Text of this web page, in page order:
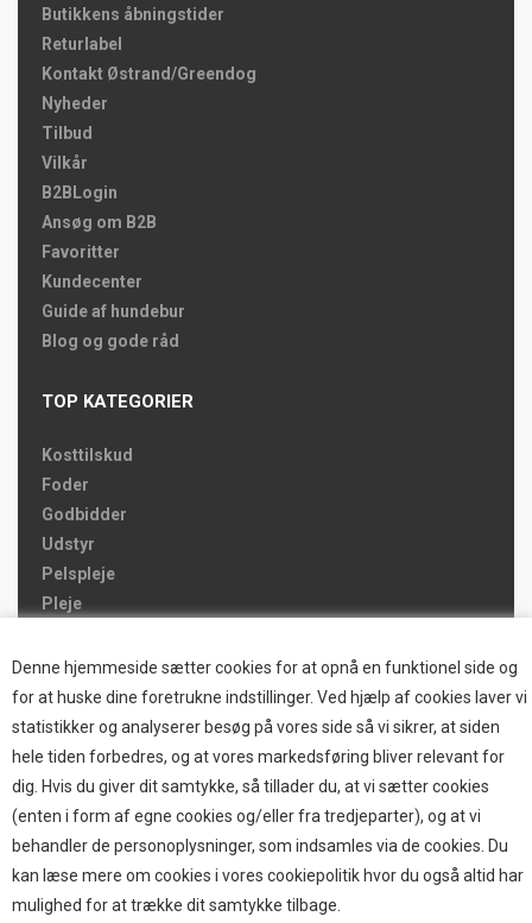
Denne hjemmeside sætter cookies for at opnå en funktionel side og
for at huske dine foretrukne indstillinger. Ved hjælp af cookies laver vi
statistikker og analyserer besøg på vores side så vi sikrer, at siden
hele tiden forbedres, og at vores markedsføring bliver relevant for
dig. Hvis du giver dit samtykke, så tillader du, at vi sætter cookies
(enten i form af egne cookies og/eller fra tredjeparter), og at vi
behandler de personoplysninger, som indsamles via de cookies. Du
kan læse mere om cookies i vores cookiepolitik hvor du også altid har
mulighed for at trække dit samtykke tilbage.
Butikkens åbningstider
Returlabel
Kontakt Østrand/Greendog
Nyheder
Tilbud
Vilkår
B2BLogin
Ansøg om B2B
Favoritter
Kundecenter
Guide af hundebur
Blog og gode råd
TOP KATEGORIER
Kosttilskud
Foder
Godbidder
Udstyr
Pelspleje
Pleje
Brands
TOP BRANDS
HOKAMIX
HVALPESTART RAIZUP
Thule hundbure
GRAU
STARMARK